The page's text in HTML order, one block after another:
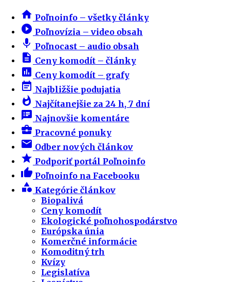
home Poľnoinfo – všetky články
play_circle_filled Poľnovízia – video obsah
mic Poľnocast – audio obsah
description Ceny komodít – články
insert_chart Ceny komodít – grafy
event_note Najbližšie podujatia
whatshot Najčítanejšie za 24 h, 7 dní
speaker_notes Najnovšie komentáre
business_center Pracovné ponuky
email Odber nových článkov
star Podporiť portál Poľnoinfo
thumb_up Poľnoinfo na Facebooku
category Kategórie článkov
Biopalivá
Ceny komodít
Ekologické poľnohospodárstvo
Európska únia
Komerčné informácie
Komoditný trh
Kvízy
Legislatíva